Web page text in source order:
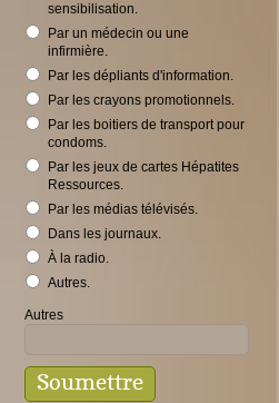
sensibilisation.
Par un médecin ou une
infirmière.
Par les dépliants d'information.
Par les crayons promotionnels.
Par les boitiers de transport pour
condoms.
Par les jeux de cartes Hépatites
Ressources.
Par les médias télévisés.
Dans les journaux.
À la radio.
Autres.
Autres